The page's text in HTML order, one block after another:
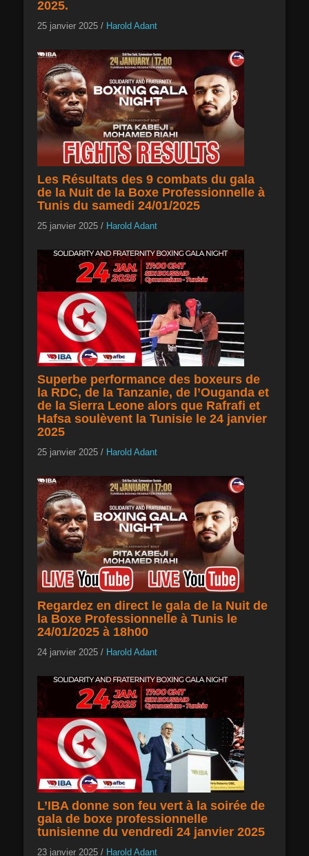
2025.
25 janvier 2025 / Harold Adant
Les Résultats des 9 combats du gala
de la Nuit de la Boxe Professionnelle à
Tunis du samedi 24/01/2025
25 janvier 2025 / Harold Adant
Superbe performance des boxeurs de
la RDC, de la Tanzanie, de l’Ouganda et
de la Sierra Leone alors que Rafrafi et
Hafsa soulèvent la Tunisie le 24 janvier
2025
25 janvier 2025 / Harold Adant
Regardez en direct le gala de la Nuit de
la Boxe Professionnelle à Tunis le
24/01/2025 à 18h00
24 janvier 2025 / Harold Adant
L’IBA donne son feu vert à la soirée de
gala de boxe professionnelle
tunisienne du vendredi 24 janvier 2025
23 janvier 2025 / Harold Adant